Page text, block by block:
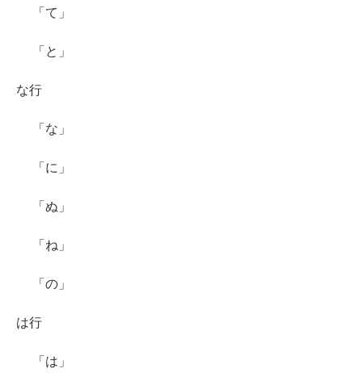
「て」
「と」
な行
「な」
「に」
「ぬ」
「ね」
「の」
は行
「は」